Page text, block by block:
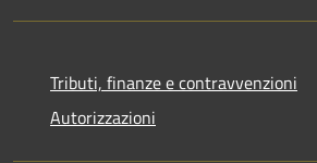
Tributi, finanze e contravvenzioni
Autorizzazioni